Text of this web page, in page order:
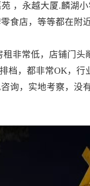
，永越大厦.麟湖
食店，等等都在附
非常低，店铺门头
档，都非常OK，行
询，实地考察，没